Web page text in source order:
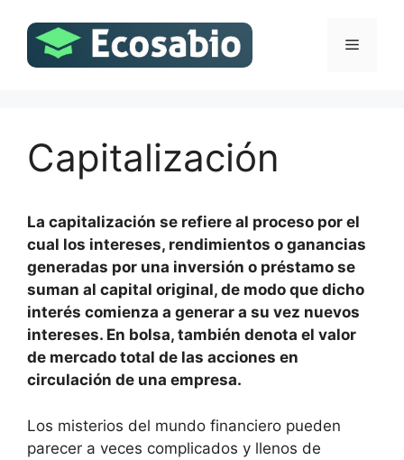
contenido
Menú
Capitalización
La capitalización se refiere al proceso por el
cual los intereses, rendimientos o ganancias
generadas por una inversión o préstamo se
suman al capital original, de modo que dicho
interés comienza a generar a su vez nuevos
intereses. En bolsa, también denota el valor
de mercado total de las acciones en
circulación de una empresa.
Los misterios del mundo financiero pueden
parecer a veces complicados y llenos de